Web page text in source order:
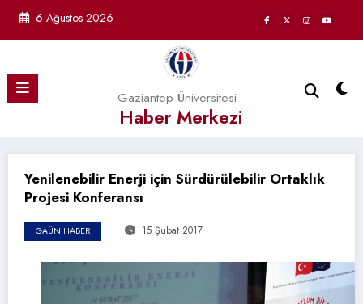
6 Ağustos 2026
Gaziantep Üniversitesi
Haber Merkezi
Yenilenebilir Enerji için Sürdürülebilir Ortaklık
Projesi Konferansı
GAÜN HABER 15 Şubat 2017